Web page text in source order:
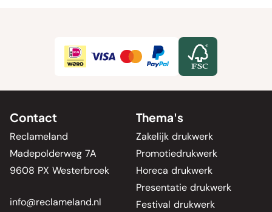
Contact
Reclameland
Madepolderweg 7A
9608 PX Westerbroek
info@reclameland.nl
Thema's
Zakelijk drukwerk
Promotiedrukwerk
Horeca drukwerk
Presentatie drukwerk
Festival drukwerk